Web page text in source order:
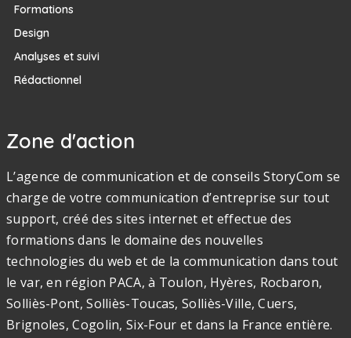
Formations
Design
Analyses et suivi
Rédactionnel
Zone d'action
L’agence de communication et de conseils StoryCom se
charge de votre communication d’entreprise sur tout
support, créé des sites internet et effectue des
formations dans le domaine des nouvelles
technologies du web et de la communication dans tout
le var, en région PACA, à Toulon, Hyères, Rocbaron,
Solliès-Pont, Solliès-Toucas, Solliès-Ville, Cuers,
Brignoles, Cogolin, Six-Four et dans la France entière.